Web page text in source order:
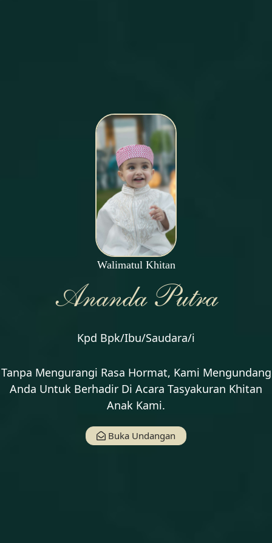
Walimatul Khitan
Ananda Putra
Kpd Bpk/Ibu/Saudara/i
Tanpa Mengurangi Rasa Hormat, Kami Mengundang
Anda Untuk Berhadir Di Acara Tasyakuran Khitan
Anak Kami.
Buka Undangan